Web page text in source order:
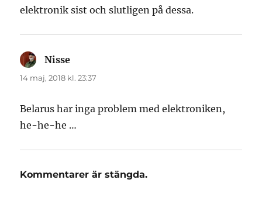
elektronik sist och slutligen på dessa.
Nisse
14 maj, 2018 kl. 23:37
Belarus har inga problem med elektroniken,
he-he-he …
Kommentarer är stängda.